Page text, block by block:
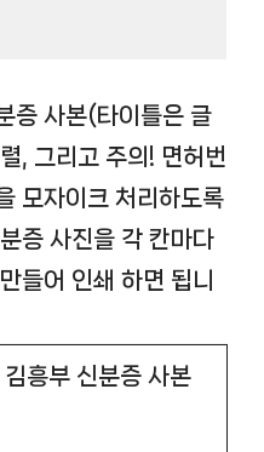
증 사본(타이틀은 글
, 그리고 주의! 면허번
모자이크 처리하도록
증 사진을 각 칸마다
들어 인쇄 하면 됩니
김흥부 신분증 사본